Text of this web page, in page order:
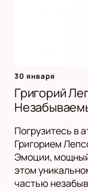
30 января
Григорий
Погрузитесь в
Григорием
Эмоции,
этом
частью